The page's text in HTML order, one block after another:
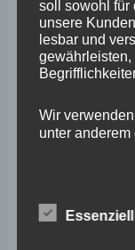
Januar 2025
Dezember 2024
November 2024
September 2024
soll sowohl für
unsere
lesbar und
gewährleisten,
Wir
unter
a)
Essenziell